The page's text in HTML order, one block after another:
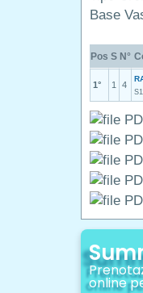
Base
Pos S N°
1° 1 4
online